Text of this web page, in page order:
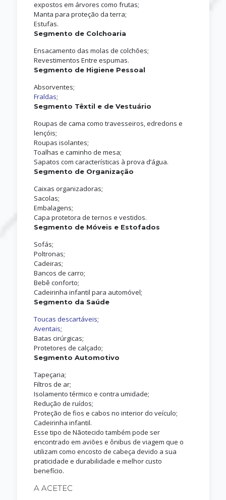
expostos em árvores como frutas;
Manta para proteção da terra;
Estufas.
Segmento de Colchoaria
Ensacamento das molas de colchões;
Revestimentos Entre espumas.
Segmento de Higiene Pessoal
Absorventes;
Fraldas;
Segmento Têxtil e de Vestuário
Roupas de cama como travesseiros, edredons e
lençóis;
Roupas isolantes;
Toalhas e caminho de mesa;
Sapatos com características à prova d’água.
Segmento de Organização
Caixas organizadoras;
Sacolas;
Embalagens;
Capa protetora de ternos e vestidos.
Segmento de Móveis e Estofados
Sofás;
Poltronas;
Cadeiras;
Bancos de carro;
Bebê conforto;
Cadeirinha infantil para automóvel;
Segmento da Saúde
Toucas descartáveis;
Aventais;
Batas cirúrgicas;
Protetores de calçado;
Segmento Automotivo
Tapeçaria;
Filtros de ar;
Isolamento térmico e contra umidade;
Redução de ruídos;
Proteção de fios e cabos no interior do veículo;
Cadeirinha infantil.
Esse tipo de Nãotecido também pode ser
encontrado em aviões e ônibus de viagem que o
utilizam como encosto de cabeça devido a sua
praticidade e durabilidade e melhor custo
benefício.
A ACETEC